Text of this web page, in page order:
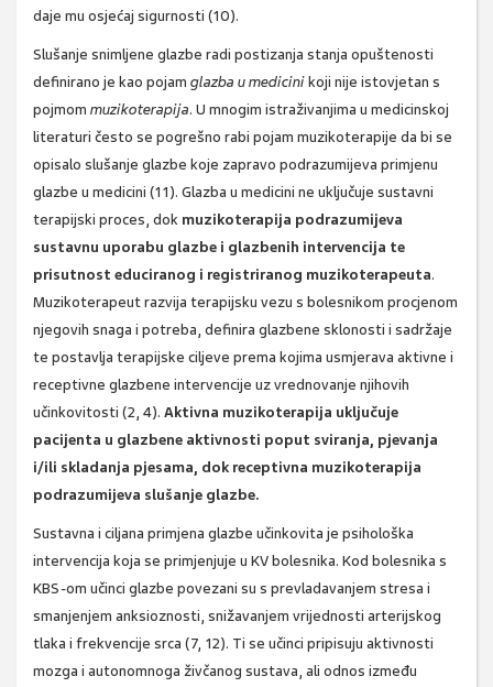
daje mu osjećaj sigurnosti (10).
Slušanje snimljene glazbe radi postizanja stanja opuštenosti
definirano je kao pojam glazba u medicinikoji nije istovjetan s
pojmom muzikoterapija. U mnogim istraživanjima u medicinskoj
literaturi često se pogrešno rabi pojam muzikoterapije da bi se
opisalo slušanje glazbe koje zapravo podrazumijeva primjenu
glazbe u medicini (11). Glazba u medicini ne uključuje sustavni
terapijski proces, dok muzikoterapija podrazumijeva
sustavnu uporabu glazbe i glazbenih intervencija te
prisutnost educiranog i registriranog muzikoterapeuta.
Muzikoterapeut razvija terapijsku vezu s bolesnikom procjenom
njegovih snaga i potreba, definira glazbene sklonosti i sadržaje
te postavlja terapijske ciljeve prema kojima usmjerava aktivne i
receptivne glazbene intervencije uz vrednovanje njihovih
učinkovitosti (2, 4). Aktivna muzikoterapija uključuje
pacijenta u glazbene aktivnosti poput sviranja, pjevanja
i/ili skladanja pjesama, dok receptivna muzikoterapija
podrazumijeva slušanje glazbe.
Sustavna i ciljana primjena glazbe učinkovita je psihološka
intervencija koja se primjenjuje u KV bolesnika. Kod bolesnika s
KBS-om učinci glazbe povezani su s prevladavanjem stresa i
smanjenjem anksioznosti, snižavanjem vrijednosti arterijskog
tlaka i frekvencije srca (7, 12). Ti se učinci pripisuju aktivnosti
mozga i autonomnoga živčanog sustava, ali odnos između